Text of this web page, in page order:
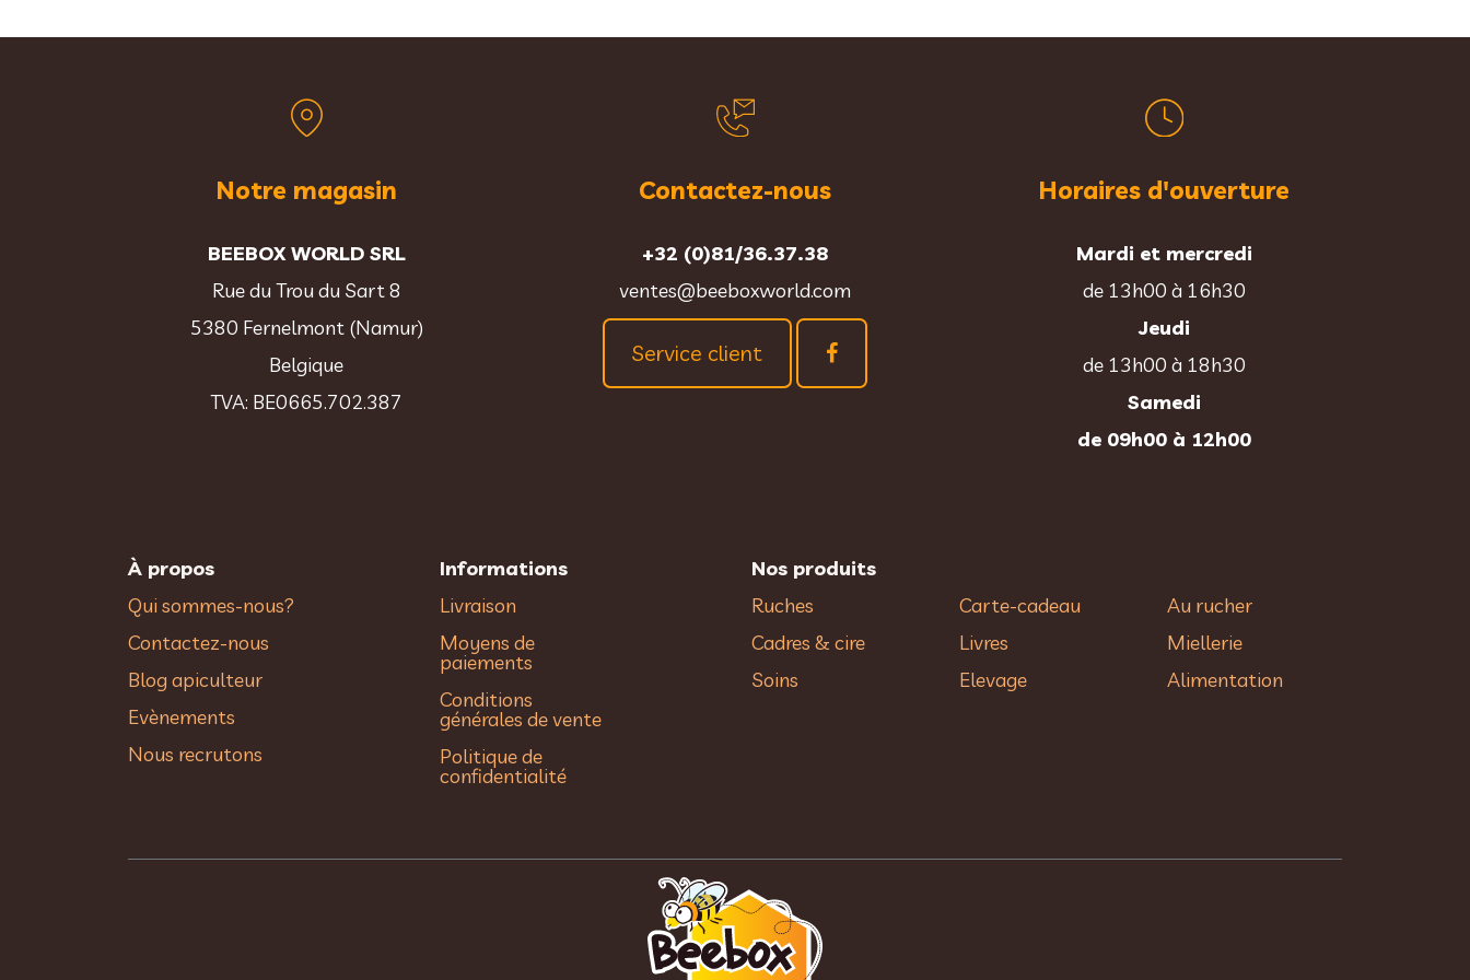
Notre magasin
BEEBOX WORLD SRL
Rue du Trou du Sart 8
5380 Fernelmont (Namur)
Belgique
TVA: BE0665.702.387
Contactez-nous
+32 (0)81/36.37.38
ventes@beeboxworld.com
Service client
Horaires d'ouverture
Mardi et mercredi
de 13h00 à 16h30
Jeudi
de 13h00 à 18h30
Samedi
de 09h00 à 12h00
À propos
Qui sommes-nous?
Contactez-nous
Blog apiculteur
Evènements
Nous recrutons
Informations
Livraison
Moyens de
paiements
Conditions
générales de vente
Politique de
confidentialité
Nos produits
Ruches
Cadres & cire
Soins
Carte-cadeau
Livres
Elevage
Au rucher​
Miellerie
Alimentation